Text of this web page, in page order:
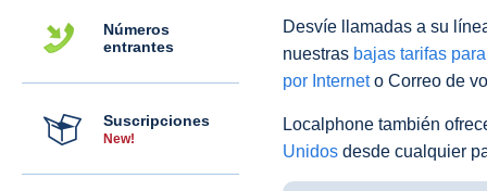
Números
entrantes
Suscripciones
New!
Desvíe llamadas a su
nuestras bajas tarifas
por Interneto Correo de
Localphone también
Unidos desde cualquier